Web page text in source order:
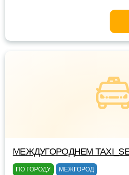
МЕЖДУГОРОДНЕМ
ПО ГОРОДУ МЕЖГОРОД